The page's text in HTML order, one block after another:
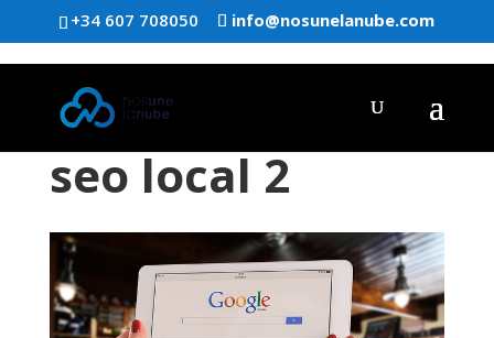
+34 607 708050 info@nosunelanube.com
seo local 2